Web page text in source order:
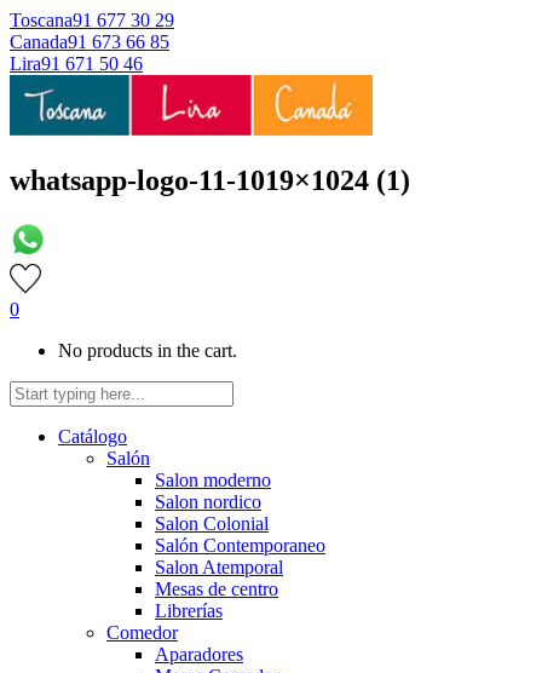
Toscana91 677 30 29
Canada91 673 66 85
Lira91 671 50 46
whatsapp-logo-11-1019×1024 (1)
0
No products in the cart.
Catálogo
Salón
Salon moderno
Salon nordico
Salon Colonial
Salón Contemporaneo
Salon Atemporal
Mesas de centro
Librerías
Comedor
Aparadores